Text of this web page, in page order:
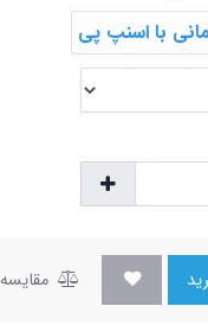
مقایسه